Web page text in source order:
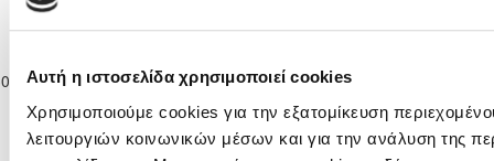
Αυτή η ιστοσελίδα χρησιμοποιεί cookies
Χρησιμοποιούμε cookies για την εξατομίκευση
λειτουργιών κοινωνικών μέσων και για την ανάλυση της
11-2025
Παγκύπριο
Νέων Κ-19 Γ΄
Κατηγορίας
2025/26
ΟΜΟΝΟΙΑ
ΑΡΑΔΙΠΠΟΥ
8 0ΟΜΟΝΟΙΑ
Παγκύπριο